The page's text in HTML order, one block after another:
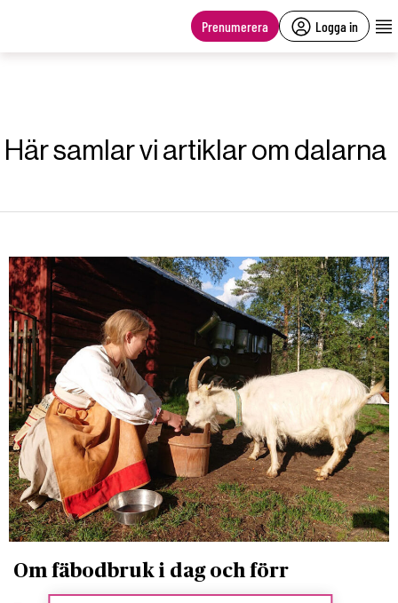
Prenumerera Logga in
Här samlar vi artiklar om dalarna
Om fäbodbruk i dag och förr